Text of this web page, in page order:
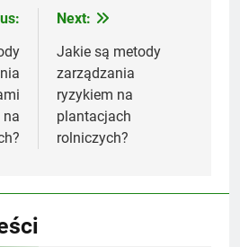
Next:
Jakie są metody
zarządzania
ryzykiem na
plantacjach
rolniczych?